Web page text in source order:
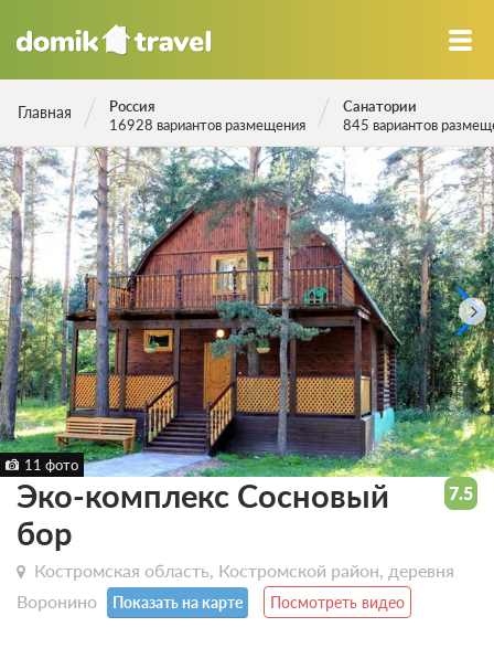
Главная
Россия
16928 вариантов размещения
Санатории
845 вариантов
11 фото
Эко-комплекс Сосновый
бор
Костромская область, Костромской район, деревня
Воронино
Показать на карте Посмотреть видео
7.5